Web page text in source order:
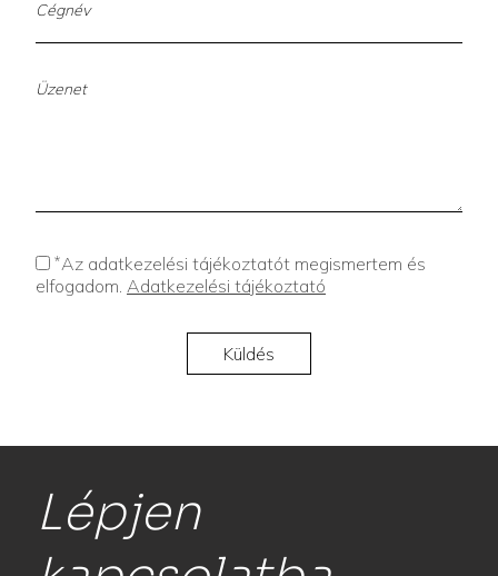
*Az adatkezelési tájékoztatót megismertem és
elfogadom. Adatkezelési tájékoztató
Lépjen